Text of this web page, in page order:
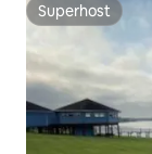
Superhost
Superhost